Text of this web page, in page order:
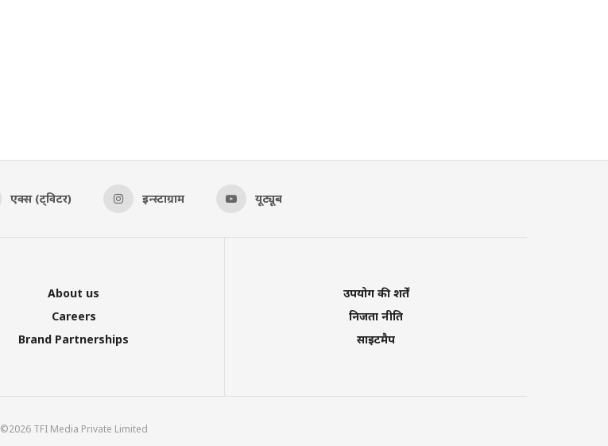
एक्स (ट्विटर) इन्स्टाग्राम यूट्यूब
About us
Careers
Brand Partnerships
उपयोग की शर्तें
निजता नीति
साइटमैप
©2026 TFI Media Private Limited